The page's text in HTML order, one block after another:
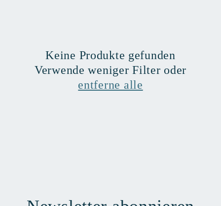
Keine Produkte gefunden
Verwende weniger Filter oder
entferne alle